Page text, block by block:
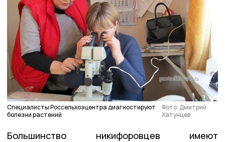
Специалисты Россельхозцентра диагностируют
болезни растений
Фото: Дмитрий
Хатунцев
Большинство никифоровцев имеют